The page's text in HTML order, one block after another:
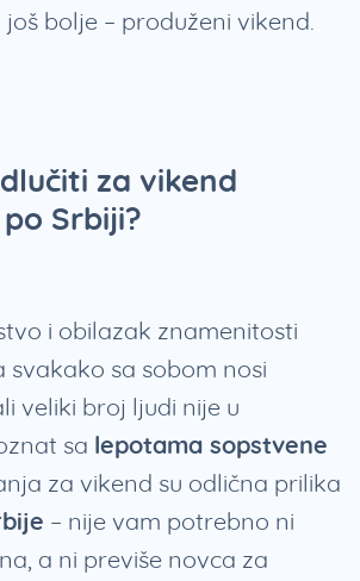
bolje – produženi vikend.
za vikend
Srbiji?
i obilazak znamenitosti
svakako sa sobom nosi
veliki broj ljudi nije u
sa lepotama sopstvene
za vikend su odlična prilika
– nije vam potrebno ni
a ni previše novca za